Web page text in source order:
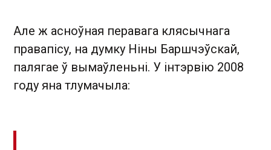
Але ж асноўная перавага клясычнага
правапісу, на думку Ніны Баршчэўскай,
палягае ў вымаўленьні. У інтэрвію 2008
году яна тлумачыла: